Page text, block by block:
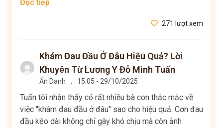
Đọc tiếp
271 lượt xem
Khám Đau Đầu Ở Đâu Hiệu Quả? Lời
Khuyên Từ Lương Y Đỗ Minh Tuấn
Ẩn Danh 15:05 - 29/10/2025
Tuấn tôi nhận thấy có rất nhiều bà con thắc mắc về
việc "khám đau đầu ở đâu" sao cho hiệu quả. Cơn đau
đầu kéo dài không chỉ gây khó chịu mà còn ảnh